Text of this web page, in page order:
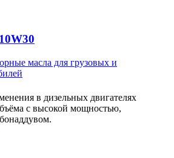
масла для грузовых и
в дизельных двигателях
с высокой мощностью,